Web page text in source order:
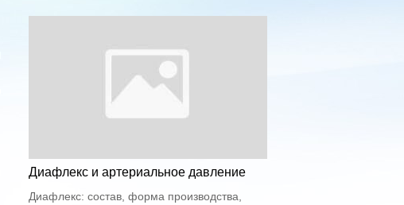
Диафлекс и артериальное давление
Диафлекс: состав, форма производства,